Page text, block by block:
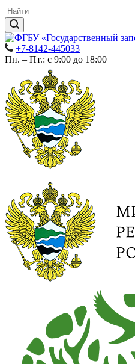
+7-8142-445033
Пн. – Пт.: с 9:00 до 18:00